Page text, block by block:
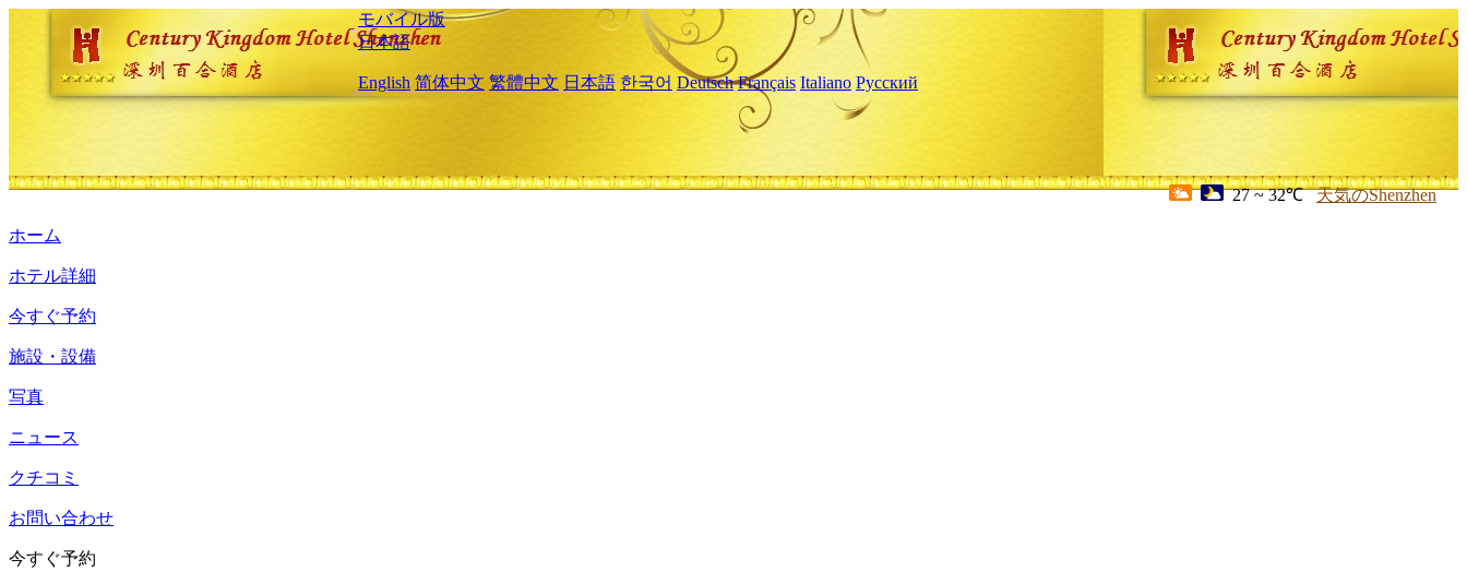
モバイル版
日本語
English 简体中文 繁體中文 日本語 한국어 Deutsch Français Italiano Русский
27 ~ 32℃ 天気のShenzhen
ホーム
ホテル詳細
今すぐ予約
施設・設備
写真
ニュース
クチコミ
お問い合わせ
今すぐ予約